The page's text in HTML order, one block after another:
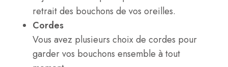
retrait des bouchons de vos oreilles.
Cordes
Vous avez plusieurs choix de cordes pour
garder vos bouchons ensemble à tout